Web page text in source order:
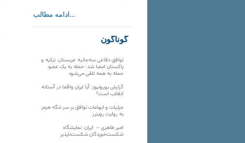
ادامه مطالب...
گوناگون
توافق دفاعی سه‌جانبه عربستان، ترکیه و
پاکستان امضا شد؛ حمله به یک عضو،
حمله به همه تلقی می‌شود
گزارش یورونیوز؛ آیا ایران واقعا در آستانه
انقلاب است؟
جزئیات و ابهامات توافق بر سر تنگه هرمز
به روایت رویترز
امیر طاهری – ایران: نمایشگاه
شکست‌خوردگان شکست‌ناپذیر